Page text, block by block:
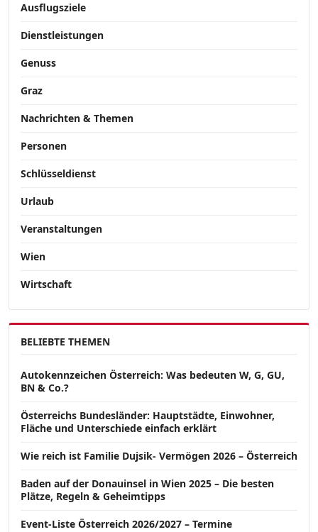
Ausflugsziele
Dienstleistungen
Genuss
Graz
Nachrichten & Themen
Personen
Schlüsseldienst
Urlaub
Veranstaltungen
Wien
Wirtschaft
BELIEBTE THEMEN
Autokennzeichen Österreich: Was bedeuten W, G, GU,
BN & Co.?
Österreichs Bundesländer: Hauptstädte, Einwohner,
Fläche und Unterschiede einfach erklärt
Wie reich ist Familie Dujsik- Vermögen 2026 – Österreich
Baden auf der Donauinsel in Wien 2025 – Die besten
Plätze, Regeln & Geheimtipps
Event-Liste Österreich 2026/2027 – Termine